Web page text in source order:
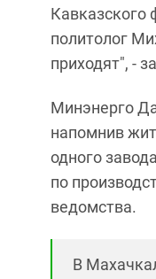
Кавказского
политолог
приходят", -
Минэнерго
напомнив
одного
по
ведомства.
В